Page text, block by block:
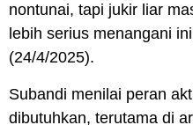
nontunai, tapi jukir liar
lebih serius menangani
(24/4/2025).
Subandi menilai peran
dibutuhkan, terutama di